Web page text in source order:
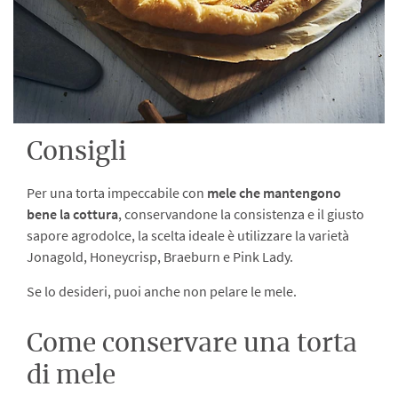
Consigli
Per una torta impeccabile con mele che mantengono
bene la cottura, conservandone la consistenza e il giusto
sapore agrodolce, la scelta ideale è utilizzare la varietà
Jonagold, Honeycrisp, Braeburn e Pink Lady.
Se lo desideri, puoi anche non pelare le mele.
Come conservare una torta
di mele